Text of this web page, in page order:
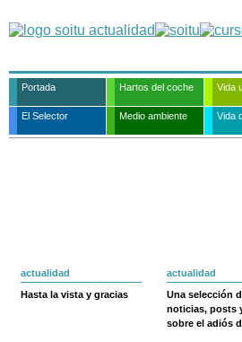
Portada Hartos del coche Vida
El Selector Medio ambiente Vida
actualidad
Hasta la vista y gracias
actualidad
Una selección
noticias, posts
sobre el adiós